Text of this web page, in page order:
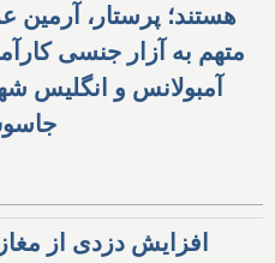
هستند؛ پرستار، آرمین
متهم به آزار جنسی
آمبولانس و انگلیس
افزایش دزدی از